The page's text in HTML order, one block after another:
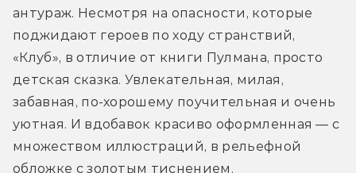
антураж. Несмотря на опасности, которые
поджидают героев по ходу странствий,
«Клуб», в отличие от книги Пулмана, просто
детская сказка. Увлекательная, милая,
забавная, по-хорошему поучительная и очень
уютная. И вдобавок красиво оформленная — с
множеством иллюстраций, в рельефной
обложке с золотым тиснением.